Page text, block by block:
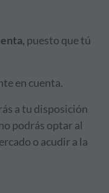
puesto que tú
en cuenta.
a tu disposición
podrás optar al
o acudir a la